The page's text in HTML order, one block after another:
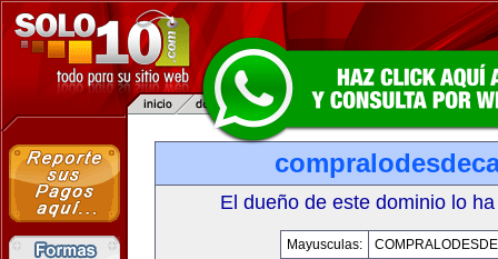
El dueño de este dominio lo
Mayusculas: